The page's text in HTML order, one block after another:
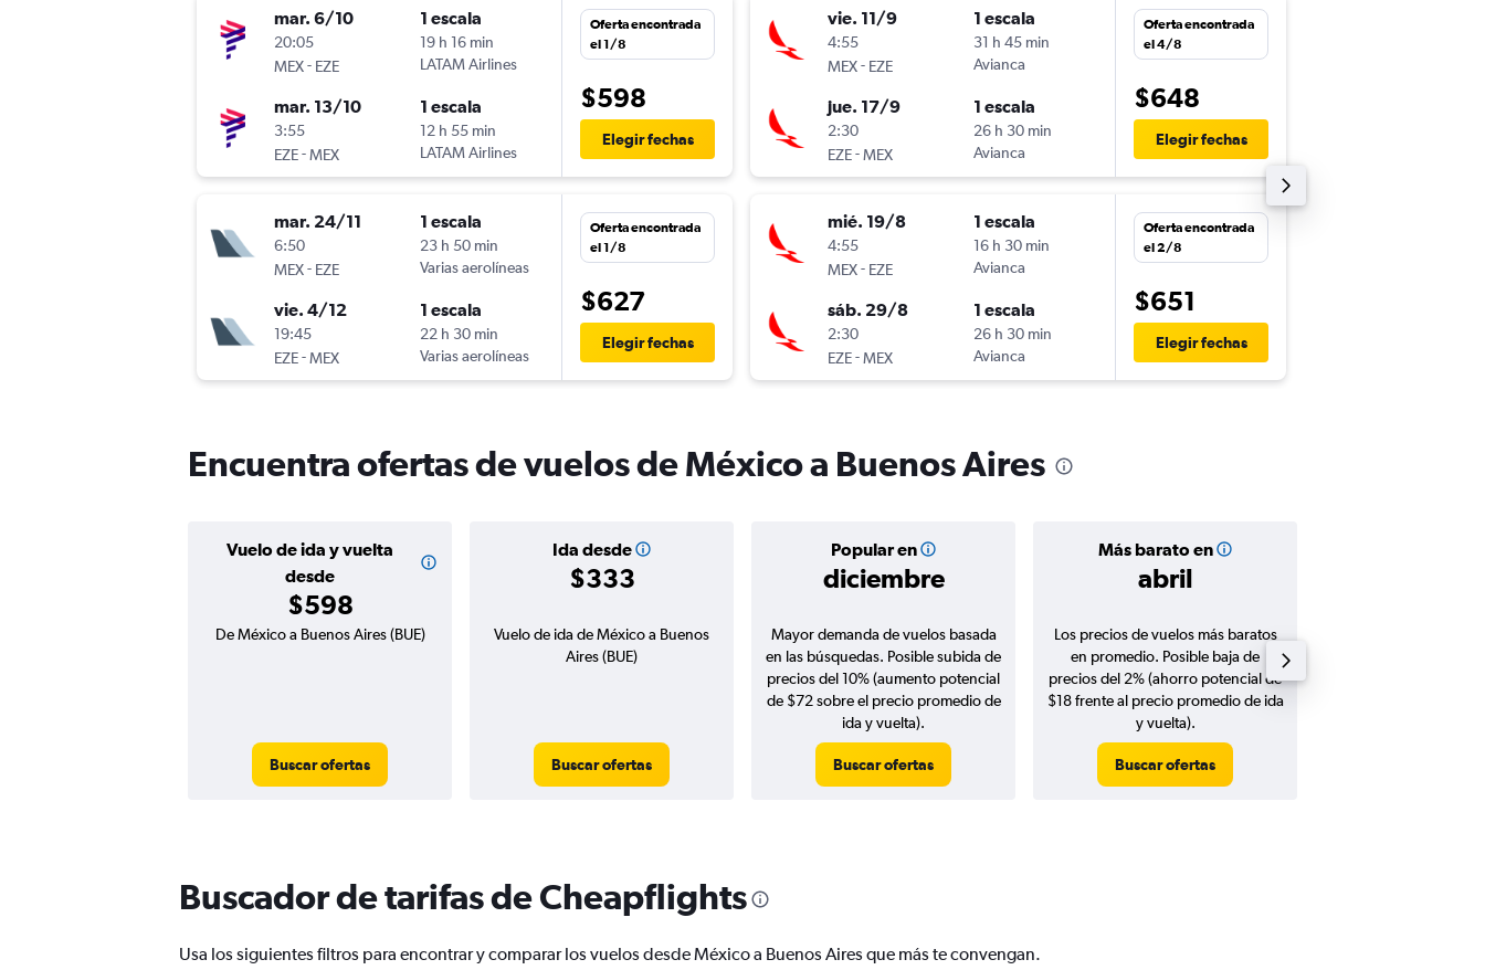
mar. 6/10
20:05
MEX- EZE
1 escala
19 h 16 min
LATAM Airlines
mar. 13/10
3:55
EZE-MEX
1 escala
12 h 55 min
LATAM Airlines
Oferta encontrada
el 1/8
$598
Elegir fechas
mar. 24/11
6:50
MEX- EZE
1 escala
23 h 50 min
Varias aerolíneas
vie. 4/12
19:45
EZE-MEX
1 escala
22 h 30 min
Varias aerolíneas
Oferta encontrada
el 1/8
$627
Elegir fechas
vie. 11/9
4:55
MEX- EZE
1 escala
31 h 45 min
Avianca
jue. 17/9
2:30
EZE-MEX
1 escala
26 h 30 min
Avianca
Oferta encontrada
el 4/8
$648
Elegir fechas
mié. 19/8
4:55
MEX- EZE
1 escala
16 h 30 min
Avianca
sáb. 29/8
2:30
EZE-MEX
1 escala
26 h 30 min
Avianca
Oferta encontrada
el 2/8
$651
Elegir fechas
Encuentra ofertas de vuelos de México a Buenos Aires
Vuelo de ida y vuelta
desde
$598
Ida desde
$333
Popular en
diciembre
Más barato en
abril
De México a Buenos Aires (BUE)
Buscar ofertas
Vuelo de ida de México a Buenos
Aires (BUE)
Buscar ofertas
Mayor demanda de vuelos basada
en las búsquedas. Posible subida de
precios del 10% (aumento potencial
de $72 sobre el precio promedio de
ida y vuelta).
Buscar ofertas
Los precios de vuelos más baratos
en promedio. Posible baja de
precios del 2% (ahorro potencial de
$18 frente al precio promedio de ida
y vuelta).
Buscar ofertas
Buscador de tarifas de Cheapflights
Usa los siguientes filtros para encontrar y comparar los vuelos desde México a Buenos Aires que más te convengan.